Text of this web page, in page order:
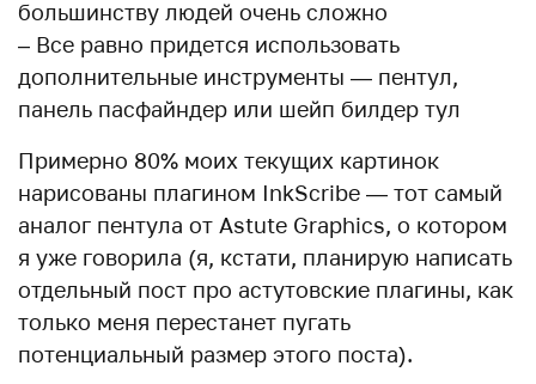
большинству людей очень сложно
– Все равно придется использовать
дополнительные инструменты — пентул,
панель пасфайндер или шейп билдер тул
Примерно 80% моих текущих картинок
нарисованы плагином InkScribe — тот самый
аналог пентула от Astute Graphics, о котором
я уже говорила (я, кстати, планирую написать
отдельный пост про астутовские плагины, как
только меня перестанет пугать
потенциальный размер этого поста).